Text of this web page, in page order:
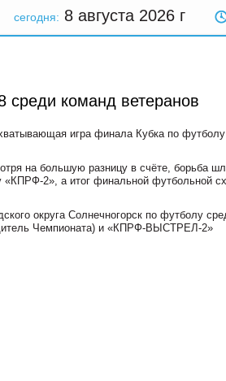
сегодня: 8 августа 2026 г
среди команд ветеранов
игра финала Кубка по
на большую разницу в счёте, борьба
2», а итог финальной футбольной
округа Солнечногорск по футболу
Чемпионата) и «КПРФ-ВЫСТРЕЛ-2»